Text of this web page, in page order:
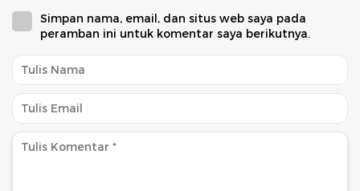
Simpan nama, email, dan situs web saya pada
peramban ini untuk komentar saya berikutnya.